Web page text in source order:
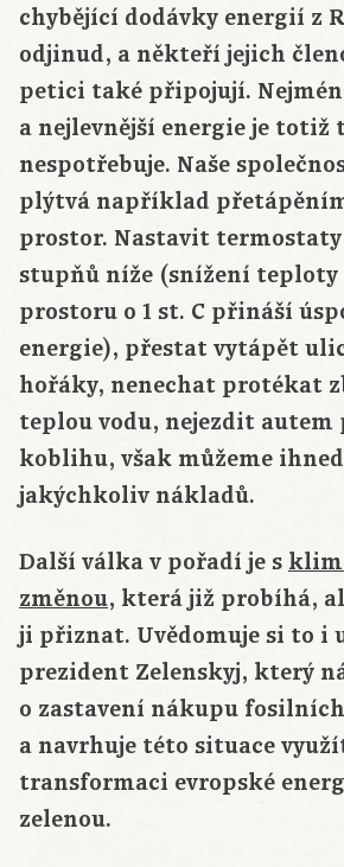
chybějící dodávky energií z
odjinud, a někteří jejich
petici také připojují.
a nejlevnější energie je totiž
nespotřebuje. Naše
plýtvá například
prostor. Nastavit
stupňů níže (snížení
prostoru o 1 st. C přináší
energie), přestat vytápět
hořáky, nenechat protékat
teplou vodu, nejezdit
koblihu, však můžeme ihned
jakýchkoliv nákladů.
Další válka v pořadí je s
změnou, která již probíhá,
ji přiznat. Uvědomuje si to i
prezident Zelenskyj, který
o zastavení nákupu
a navrhuje této situace
transformaci evropské
zelenou.